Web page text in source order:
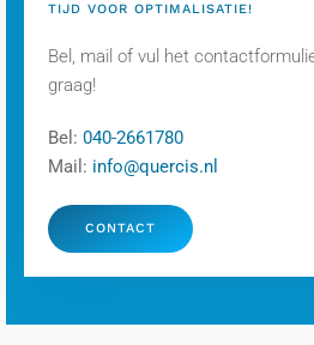
TIJD VOOR OPTIMALISATIE!
Bel, mail of vul het
graag!
Bel: 040-2661780
Mail: info@quercis.nl
CONTACT